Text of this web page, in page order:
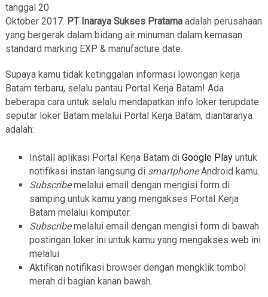
tanggal 20
Oktober 2017. PT Inaraya Sukses Pratamaadalah perusahaan
yang bergerak dalam bidang air minuman dalam kemasan
standard marking EXP & manufacture date.
Supaya kamu tidak ketinggalan informasi lowongan kerja
Batam terbaru, selalu pantau Portal Kerja Batam! Ada
beberapa cara untuk selalu mendapatkan info loker terupdate
seputar loker Batam melalui Portal Kerja Batam, diantaranya
adalah:
Install aplikasi Portal Kerja Batam di Google Playuntuk
notifikasi instan langsung di smartphoneAndroid kamu.
Subscribemelalui email dengan mengisi form di
samping untuk kamu yang mengakses Portal Kerja
Batam melalui komputer.
Subscribemelalui email dengan mengisi form di bawah
postingan loker ini untuk kamu yang mengakses web ini
melalui
Aktifkan notifikasi browser dengan mengklik tombol
merah di bagian kanan bawah.